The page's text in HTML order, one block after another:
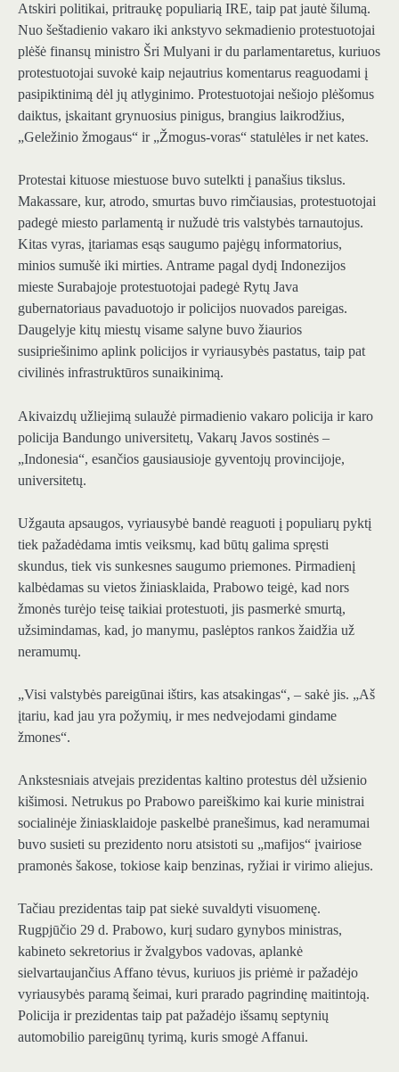
Atskiri politikai, pritraukę populiarią IRE, taip pat jautė šilumą.
Nuo šeštadienio vakaro iki ankstyvo sekmadienio protestuotojai
plėšė finansų ministro Šri Mulyani ir du parlamentaretus, kuriuos
protestuotojai suvokė kaip nejautrius komentarus reaguodami į
pasipiktinimą dėl jų atlyginimo. Protestuotojai nešiojo plėšomus
daiktus, įskaitant grynuosius pinigus, brangius laikrodžius,
„Geležinio žmogaus“ ir „Žmogus-voras“ statulėles ir net kates.
Protestai kituose miestuose buvo sutelkti į panašius tikslus.
Makassare, kur, atrodo, smurtas buvo rimčiausias, protestuotojai
padegė miesto parlamentą ir nužudė tris valstybės tarnautojus.
Kitas vyras, įtariamas esąs saugumo pajėgų informatorius,
minios sumušė iki mirties. Antrame pagal dydį Indonezijos
mieste Surabajoje protestuotojai padegė Rytų Java
gubernatoriaus pavaduotojo ir policijos nuovados pareigas.
Daugelyje kitų miestų visame salyne buvo žiaurios
susipriešinimo aplink policijos ir vyriausybės pastatus, taip pat
civilinės infrastruktūros sunaikinimą.
Akivaizdų užliejimą sulaužė pirmadienio vakaro policija ir karo
policija Bandungo universitetų, Vakarų Javos sostinės –
„Indonesia“, esančios gausiausioje gyventojų provincijoje,
universitetų.
Užgauta apsaugos, vyriausybė bandė reaguoti į populiarų pyktį
tiek pažadėdama imtis veiksmų, kad būtų galima spręsti
skundus, tiek vis sunkesnes saugumo priemones. Pirmadienį
kalbėdamas su vietos žiniasklaida, Prabowo teigė, kad nors
žmonės turėjo teisę taikiai protestuoti, jis pasmerkė smurtą,
užsimindamas, kad, jo manymu, paslėptos rankos žaidžia už
neramumų.
„Visi valstybės pareigūnai ištirs, kas atsakingas“, – sakė jis. „Aš
įtariu, kad jau yra požymių, ir mes nedvejodami gindame
žmones“.
Ankstesniais atvejais prezidentas kaltino protestus dėl užsienio
kišimosi. Netrukus po Prabowo pareiškimo kai kurie ministrai
socialinėje žiniasklaidoje paskelbė pranešimus, kad neramumai
buvo susieti su prezidento noru atsistoti su „mafijos“ įvairiose
pramonės šakose, tokiose kaip benzinas, ryžiai ir virimo aliejus.
Tačiau prezidentas taip pat siekė suvaldyti visuomenę.
Rugpjūčio 29 d. Prabowo, kurį sudaro gynybos ministras,
kabineto sekretorius ir žvalgybos vadovas, aplankė
sielvartaujančius Affano tėvus, kuriuos jis priėmė ir pažadėjo
vyriausybės paramą šeimai, kuri prarado pagrindinę maitintoją.
Policija ir prezidentas taip pat pažadėjo išsamų septynių
automobilio pareigūnų tyrimą, kuris smogė Affanui.